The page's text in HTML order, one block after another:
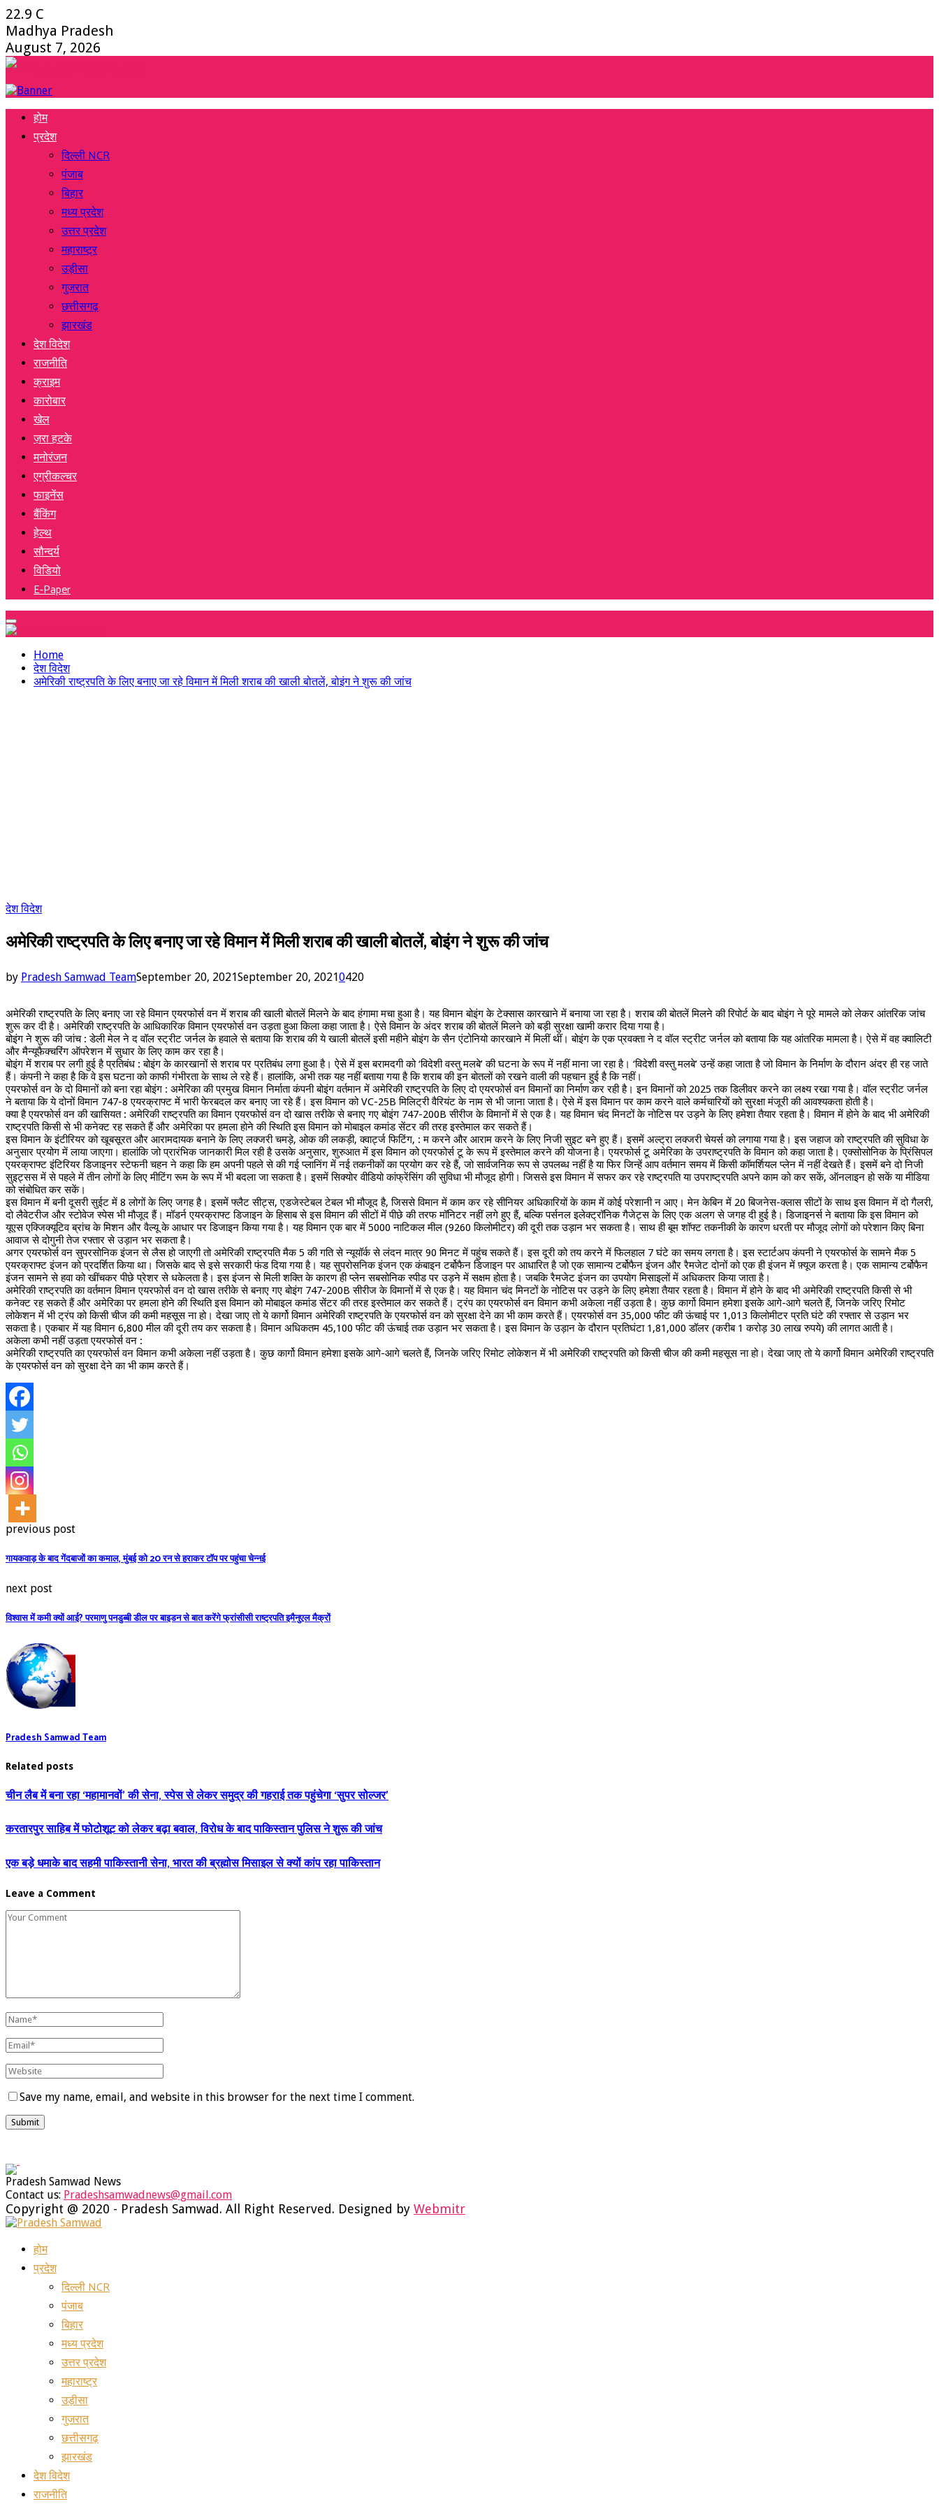
22.9 C
Madhya Pradesh
August 7, 2026
Facebook
Twitter
Instagram
Youtube
Whatsapp
होम
प्रदेश
दिल्ली NCR
पंजाब
बिहार
मध्य प्रदेश
उत्तर प्रदेश
महाराष्ट्र
उड़ीसा
गुजरात
छत्तीसगढ़
झारखंड
देश विदेश
राजनीति
क्राइम
कारोबार
खेल
ज़रा हटके
मनोरंजन
एग्रीकल्चर
फाइनेंस
बैंकिंग
हेल्थ
सौन्दर्य
विडियो
E-Paper
Primary
Menu
Home
देश विदेश
अमेरिकी राष्ट्रपति के लिए बनाए जा रहे विमान में मिली शराब की खाली बोतलें, बोइंग ने शुरू की जांच
देश विदेश
अमेरिकी राष्ट्रपति के लिए बनाए जा रहे विमान में मिली शराब की खाली बोतलें, बोइंग ने शुरू की जांच
by Pradesh Samwad TeamSeptember 20, 2021September 20, 20210420
अमेरिकी राष्ट्रपति के लिए बनाए जा रहे विमान एयरफोर्स वन में शराब की खाली बोतलें मिलने के बाद हंगामा मचा हुआ है। यह विमान बोइंग के टेक्सास कारखाने में बनाया जा रहा है। शराब की बोतलें मिलने की रिपोर्ट के बाद बोइंग ने पूरे मामले को लेकर आंतरिक जांच
शुरू कर दी है। अमेरिकी राष्ट्रपति के आधिकारिक विमान एयरफोर्स वन उड़ता हुआ किला कहा जाता है। ऐसे विमान के अंदर शराब की बोतलें मिलने को बड़ी सुरक्षा खामी करार दिया गया है।
बोइंग ने शुरू की जांच : डेली मेल ने द वॉल स्ट्रीट जर्नल के हवाले से बताया कि शराब की ये खाली बोतलें इसी महीने बोइंग के सैन एंटोनियो कारखाने में मिलीं थीं। बोइंग के एक प्रवक्ता ने द वॉल स्ट्रीट जर्नल को बताया कि यह आंतरिक मामला है। ऐसे में वह क्वालिटी
और मैन्यूफैक्चरिंग ऑपरेशन में सुधार के लिए काम कर रहा है।
बोइंग में शराब पर लगी हुई है प्रतिबंध : बोइंग के कारखानों से शराब पर प्रतिबंध लगा हुआ है। ऐसे में इस बरामदगी को ‘विदेशी वस्तु मलबे’ की घटना के रूप में नहीं माना जा रहा है। ‘विदेशी वस्तु मलबे’ उन्हें कहा जाता है जो विमान के निर्माण के दौरान अंदर ही रह जाते
हैं। कंपनी ने कहा है कि वे इस घटना को काफी गंभीरता के साथ ले रहे हैं। हालांकि, अभी तक यह नहीं बताया गया है कि शराब की इन बोतलों को रखने वाली की पहचान हुई है कि नहीं।
एयरफोर्स वन के दो विमानों को बना रहा बोइंग : अमेरिका की प्रमुख विमान निर्माता कंपनी बोइंग वर्तमान में अमेरिकी राष्ट्रपति के लिए दो एयरफोर्स वन विमानों का निर्माण कर रही है। इन विमानों को 2025 तक डिलीवर करने का लक्ष्य रखा गया है। वॉल स्ट्रीट जर्नल
ने बताया कि ये दोनों विमान 747-8 एयरक्राफ्ट में भारी फेरबदल कर बनाए जा रहे हैं। इस विमान को VC-25B मिलिट्री वैरियंट के नाम से भी जाना जाता है। ऐसे में इस विमान पर काम करने वाले कर्मचारियों को सुरक्षा मंजूरी की आवश्यकता होती है।
क्या है एयरफोर्स वन की खासियत : अमेरिकी राष्ट्रपति का विमान एयरफोर्स वन दो खास तरीके से बनाए गए बोइंग 747-200B सीरीज के विमानों में से एक है। यह विमान चंद मिनटों के नोटिस पर उड़ने के लिए हमेशा तैयार रहता है। विमान में होने के बाद भी अमेरिकी
राष्ट्रपति किसी से भी कनेक्ट रह सकते हैं और अमेरिका पर हमला होने की स्थिति इस विमान को मोबाइल कमांड सेंटर की तरह इस्तेमाल कर सकते हैं।
इस विमान के इंटीरियर को खूबसूरत और आरामदायक बनाने के लिए लक्जरी चमड़े, ओक की लकड़ी, क्वार्ट्ज फिटिंग, : म करने और आराम करने के लिए निजी सुइट बने हुए हैं। इसमें अल्ट्रा लक्जरी चेयर्स को लगाया गया है। इस जहाज को राष्ट्रपति की सुविधा के
अनुसार प्रयोग में लाया जाएगा। हालांकि जो प्रारंभिक जानकारी मिल रही है उसके अनुसार, शुरुआत में इस विमान को एयरफोर्स टू के रूप में इस्तेमाल करने की योजना है। एयरफोर्स टू अमेरिका के उपराष्ट्रपति के विमान को कहा जाता है। एक्सोसोनिक के प्रिंसिपल
एयरक्राफ्ट इंटिरियर डिजाइनर स्टेफनी चहन ने कहा कि हम अपनी पहले से की गई प्लानिंग में नई तकनीकों का प्रयोग कर रहे हैं, जो सार्वजनिक रूप से उपलब्ध नहीं है या फिर जिन्हें आप वर्तमान समय में किसी कॉमर्शियल प्लेन में नहीं देखते हैं। इसमें बने दो निजी
सुइट्सस में से पहले में तीन लोगों के लिए मीटिंग रूम के रूप में भी बदला जा सकता है। इसमें सिक्योर वीडियो कांफ्रेंसिंग की सुविधा भी मौजूद होगी। जिससे इस विमान में सफर कर रहे राष्ट्रपति या उपराष्ट्रपति अपने काम को कर सकें, ऑनलाइन हो सकें या मीडिया
को संबोधित कर सकें।
इस विमान में बनी दूसरी सुईट में 8 लोगों के लिए जगह है। इसमें फ्लैट सीट्स, एडजेस्टेबल टेबल भी मौजूद है, जिससे विमान में काम कर रहे सीनियर अधिकारियों के काम में कोई परेशानी न आए। मेन केबिन में 20 बिजनेस-क्लास सीटों के साथ इस विमान में दो गैलरी,
दो लैवेटरीज और स्टोवेज स्पेस भी मौजूद हैं। मॉडर्न एयरक्राफ्ट डिजाइन के हिसाब से इस विमान की सीटों में पीछे की तरफ मॉनिटर नहीं लगे हुए हैं, बल्कि पर्सनल इलेक्ट्रॉनिक गैजेट्स के लिए एक अलग से जगह दी हुई है। डिजाइनर्स ने बताया कि इस विमान को
यूएस एक्जिक्यूटिव ब्रांच के मिशन और वैल्यू के आधार पर डिजाइन किया गया है। यह विमान एक बार में 5000 नाटिकल मील (9260 किलोमीटर) की दूरी तक उड़ान भर सकता है। साथ ही बूम शॉफ्ट तकनीकी के कारण धरती पर मौजूद लोगों को परेशान किए बिना
आवाज से दोगुनी तेज रफ्तार से उड़ान भर सकता है।
अगर एयरफोर्स वन सुपरसोनिक इंजन से लैस हो जाएगी तो अमेरिकी राष्ट्रपति मैक 5 की गति से न्यूयॉर्क से लंदन मात्र 90 मिनट में पहुंच सकते हैं। इस दूरी को तय करने में फिलहाल 7 घंटे का समय लगता है। इस स्टार्टअप कंपनी ने एयरफोर्स के सामने मैक 5
एयरक्राफ्ट इंजन को प्रदर्शित किया था। जिसके बाद से इसे सरकारी फंड दिया गया है। यह सुपरोसनिक इंजन एक कंबाइन टर्बोफैन डिजाइन पर आधारित है जो एक सामान्य टर्बोफैन इंजन और रैमजेट दोनों को एक ही इंजन में फ़्यूज करता है। एक सामान्य टर्बोफैन
इंजन सामने से हवा को खींचकर पीछे प्रेशर से धकेलता है। इस इंजन से मिली शक्ति के कारण ही प्लेन सबसोनिक स्पीड पर उड़ने में सक्षम होता है। जबकि रैमजेट इंजन का उपयोग मिसाइलों में अधिकतर किया जाता है।
अमेरिकी राष्ट्रपति का वर्तमान विमान एयरफोर्स वन दो खास तरीके से बनाए गए बोइंग 747-200B सीरीज के विमानों में से एक है। यह विमान चंद मिनटों के नोटिस पर उड़ने के लिए हमेशा तैयार रहता है। विमान में होने के बाद भी अमेरिकी राष्ट्रपति किसी से भी
कनेक्ट रह सकते हैं और अमेरिका पर हमला होने की स्थिति इस विमान को मोबाइल कमांड सेंटर की तरह इस्तेमाल कर सकते हैं। ट्रंप का एयरफोर्स वन विमान कभी अकेला नहीं उड़ता है। कुछ कार्गो विमान हमेशा इसके आगे-आगे चलते हैं, जिनके जरिए रिमोट
लोकेशन में भी ट्रंप को किसी चीज की कमी महसूस ना हो। देखा जाए तो ये कार्गो विमान अमेरिकी राष्ट्रपति के एयरफोर्स वन को सुरक्षा देने का भी काम करते हैं। एयरफोर्स वन 35,000 फीट की ऊंचाई पर 1,013 किलोमीटर प्रति घंटे की रफ्तार से उड़ान भर
सकता है। एकबार में यह विमान 6,800 मील की दूरी तय कर सकता है। विमान अधिकतम 45,100 फीट की ऊंचाई तक उड़ान भर सकता है। इस विमान के उड़ान के दौरान प्रतिघंटा 1,81,000 डॉलर (करीब 1 करोड़ 30 लाख रुपये) की लागत आती है।
अकेला कभी नहीं उड़ता एयरफोर्स वन :
अमेरिकी राष्ट्रपति का एयरफोर्स वन विमान कभी अकेला नहीं उड़ता है। कुछ कार्गो विमान हमेशा इसके आगे-आगे चलते हैं, जिनके जरिए रिमोट लोकेशन में भी अमेरिकी राष्ट्रपति को किसी चीज की कमी महसूस ना हो। देखा जाए तो ये कार्गो विमान अमेरिकी राष्ट्रपति
के एयरफोर्स वन को सुरक्षा देने का भी काम करते हैं।
previous post
गायकवाड़ के बाद गेंदबाजों का कमाल, मुंबई को 20 रन से हराकर टॉप पर पहुंचा चेन्नई
next post
विश्वास में कमी क्यों आई? परमाणु पनडुब्बी डील पर बाइडन से बात करेंगे फ्रांसीसी राष्ट्रपति इमैनुएल मैक्रों
Pradesh Samwad Team
Related posts
चीन लैब में बना रहा ‘महामानवों’ की सेना, स्पेस से लेकर समुद्र की गहराई तक पहुंचेगा ‘सुपर सोल्जर’
करतारपुर साहिब में फोटोशूट को लेकर बढ़ा बवाल, विरोध के बाद पाकिस्तान पुलिस ने शुरू की जांच
एक बड़े धमाके बाद सहमी पाकिस्‍तानी सेना, भारत की ब्रह्मोस मिसाइल से क्यों कांप रहा पाकिस्तान
Leave a Comment
Save my name, email, and website in this browser for the next time I comment.
Pradesh Samwad News
Contact us: Pradeshsamwadnews@gmail.com
Facebook
Twitter
Instagram
Youtube
Whatsapp
Copyright @ 2020 - Pradesh Samwad. All Right Reserved. Designed by Webmitr
होम
प्रदेश
दिल्ली NCR
पंजाब
बिहार
मध्य प्रदेश
उत्तर प्रदेश
महाराष्ट्र
उड़ीसा
गुजरात
छत्तीसगढ़
झारखंड
देश विदेश
राजनीति